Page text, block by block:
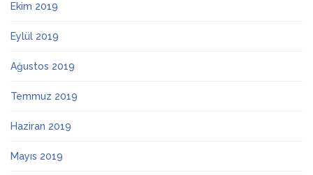
Ekim 2019
Eylül 2019
Ağustos 2019
Temmuz 2019
Haziran 2019
Mayıs 2019